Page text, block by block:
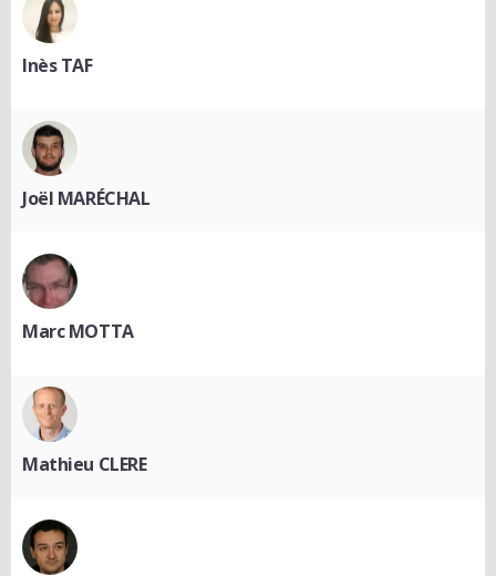
Inès TAF
Joël MARÉCHAL
Marc MOTTA
Mathieu CLERE